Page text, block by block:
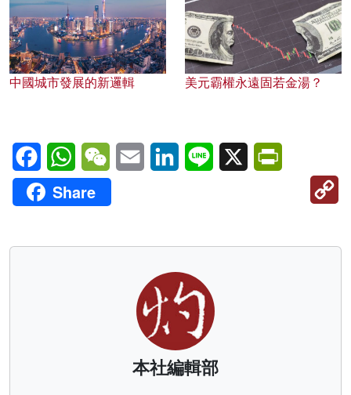
中國城市發展的新邏輯 美元霸權永遠固若金湯？
FacebookWhatsAppWeChatEmail LinkedInLine X
Share
本社編輯部